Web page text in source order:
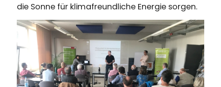
die Sonne für klimafreundliche Energie sorgen.